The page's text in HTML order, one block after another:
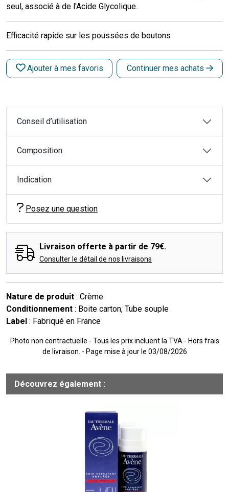
seul, associé à de l'Acide Glycolique.
Efficacité rapide sur les poussées de boutons
Ajouter à mes favoris Continuer mes achats
Conseil d’utilisation
Composition
Indication
Posez une question
Livraison offerte à partir de 79€.
Consulter le détail de nos livraisons
Nature de produit : Crème
Conditionnement : Boite carton, Tube souple
Label : Fabriqué en France
Photo non contractuelle - Tous les prix incluent la TVA - Hors frais
de livraison. - Page mise à jour le 03/08/2026
Découvrez également :